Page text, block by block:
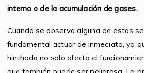
interno o de la acumulación de gases.
Cuando se observa alguna de estas
fundamental actuar de inmediato, ya
hinchada no solo afecta el